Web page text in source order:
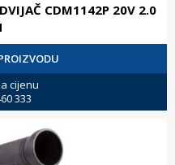
CDM1142P 20V 2.0
cijenu
333